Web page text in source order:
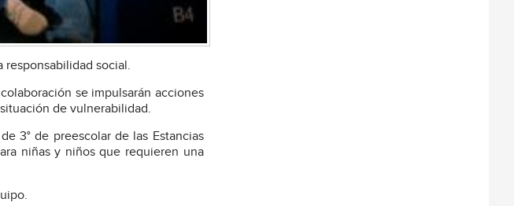
social.
se impulsarán acciones
de vulnerabilidad.
3° de preescolar de las Estancias
niñas y niños que requieren una